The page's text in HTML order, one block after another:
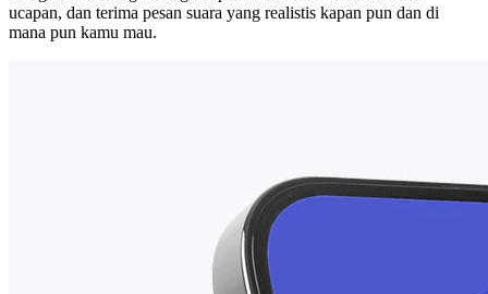
ucapan, dan terima pesan suara yang realistis kapan pun dan di
mana pun kamu mau.